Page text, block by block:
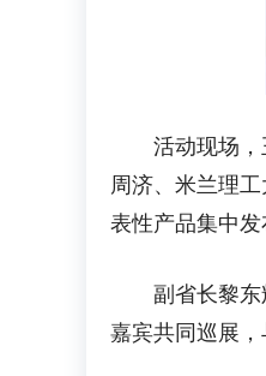
活动现场，王
周济、米兰理
表性产品集中
副省长黎东辉
嘉宾共同巡展